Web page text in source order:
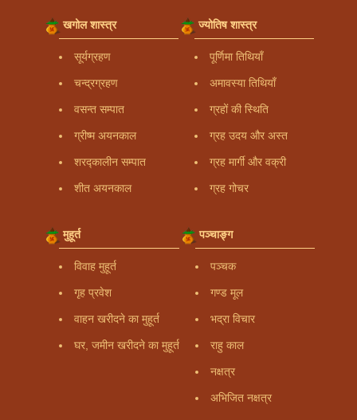
खगोल शास्त्र
सूर्यग्रहण
चन्द्रग्रहण
वसन्त सम्पात
ग्रीष्म अयनकाल
शरद्कालीन सम्पात
शीत अयनकाल
ज्योतिष शास्त्र
पूर्णिमा तिथियाँ
अमावस्या तिथियाँ
ग्रहों की स्थिति
ग्रह उदय और अस्त
ग्रह मार्गी और वक्री
ग्रह गोचर
मुहूर्त
विवाह मुहूर्त
गृह प्रवेश
वाहन खरीदने का मुहूर्त
घर, जमीन खरीदने का मुहूर्त
पञ्चाङ्ग
पञ्चक
गण्ड मूल
भद्रा विचार
राहु काल
नक्षत्र
अभिजित नक्षत्र